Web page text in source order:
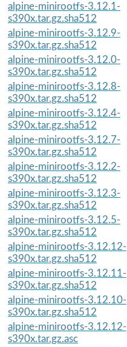
alpine-minirootfs-3.12.1-
s390x.tar.gz.sha512
alpine-minirootfs-3.12.9-
s390x.tar.gz.sha512
alpine-minirootfs-3.12.0-
s390x.tar.gz.sha512
alpine-minirootfs-3.12.8-
s390x.tar.gz.sha512
alpine-minirootfs-3.12.4-
s390x.tar.gz.sha512
alpine-minirootfs-3.12.7-
s390x.tar.gz.sha512
alpine-minirootfs-3.12.2-
s390x.tar.gz.sha512
alpine-minirootfs-3.12.3-
s390x.tar.gz.sha512
alpine-minirootfs-3.12.5-
s390x.tar.gz.sha512
alpine-minirootfs-3.12.12-
s390x.tar.gz.sha512
alpine-minirootfs-3.12.11-
s390x.tar.gz.sha512
alpine-minirootfs-3.12.10-
s390x.tar.gz.sha512
alpine-minirootfs-3.12.12-
s390x.tar.gz.asc